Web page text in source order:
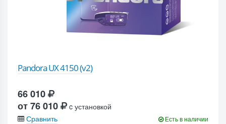
Pandora UX 4150 (v2)
66 010
от 76 010
c установкой
Сравнить
Есть в наличии